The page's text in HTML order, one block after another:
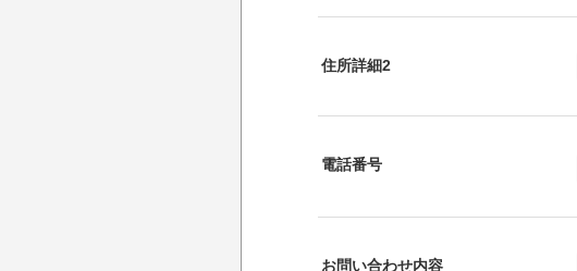
住所詳細2
電話番号
お問い合わせ内容